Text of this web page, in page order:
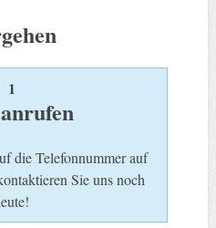
1
die Telefonnummer auf
Sie uns noch